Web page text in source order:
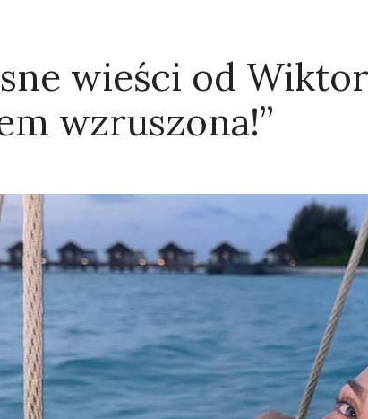
wieści od
wzruszona!”